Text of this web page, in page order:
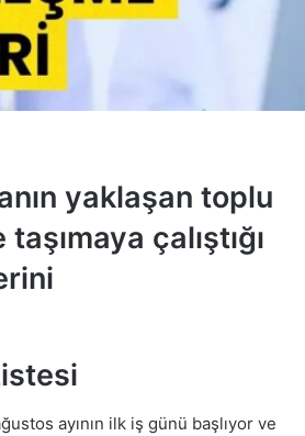
yaklaşan toplu
çalıştığı
ayının ilk iş günü başlıyor ve